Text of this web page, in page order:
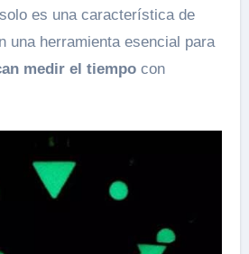
es una característica de
una herramienta esencial para
medir el tiempo con